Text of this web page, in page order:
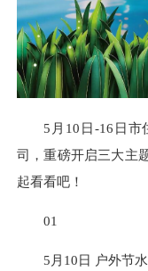
5月10日-16日市
司，重磅开启三大主
起看看吧！
01
5月10日 户外节